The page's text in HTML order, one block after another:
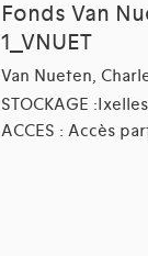
Fonds Van
1_VNUET
Van Nueten,
STOCKAGE
ACCES : Accès